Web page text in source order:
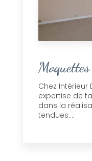
Chez Intérieur
expertise de
dans la
tendues....